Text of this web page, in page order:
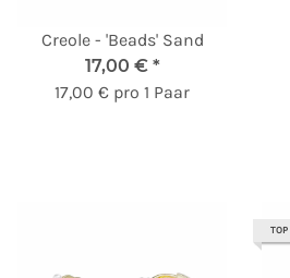
Creole - 'Beads' Sand
17,00 € *
17,00 € pro 1 Paar
TOP